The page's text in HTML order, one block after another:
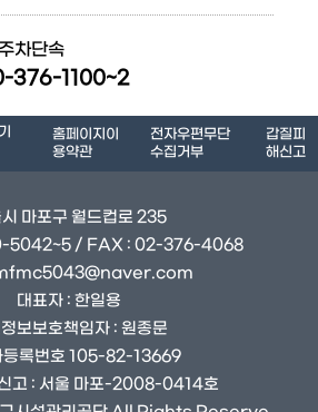
차단속
376-1100~2
홈페이지이
용약관
전자우편무단
수집거부
갑질피
해신고
마포구 월드컵로 235
5042~5 / FAX : 02-376-4068
대표자 : 한일용
보보호책임자 : 원종문
등록번호 105-82-13669
고 : 서울 마포-2008-0414호